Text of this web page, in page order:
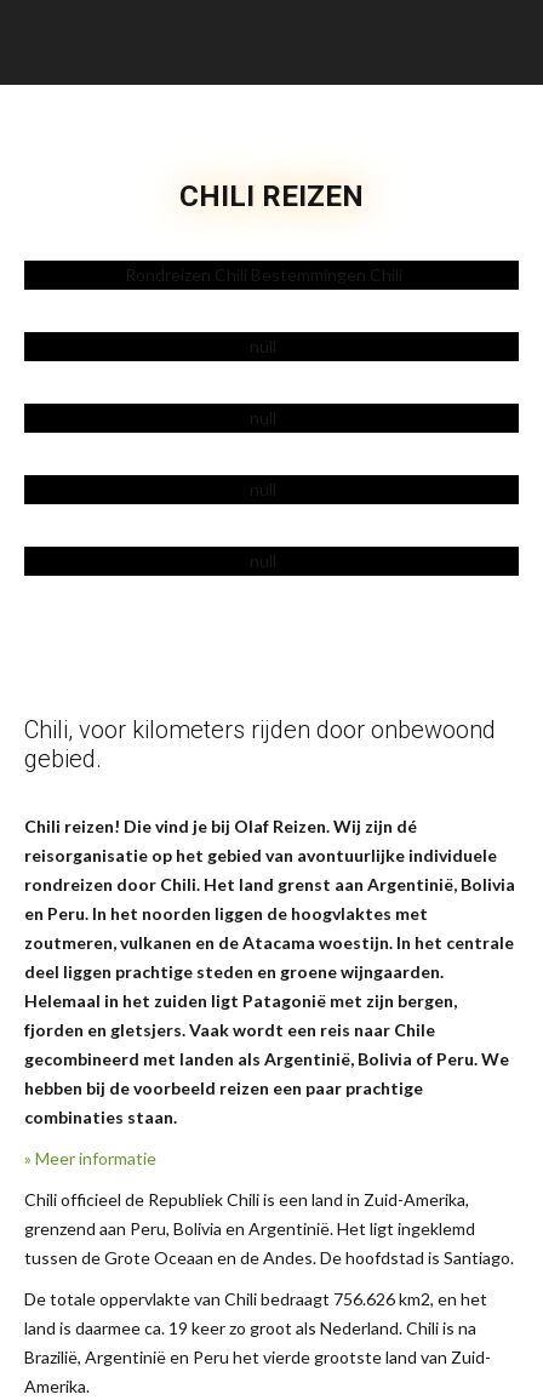
CHILI REIZEN
Rondreizen
Fotoalbums
Accommodaties
Locaties
Chili, voor kilometers rijden door onbewoond
gebied.
Chili reizen! Die vind je bij Olaf Reizen. Wij zijn dé
reisorganisatie op het gebied van avontuurlijke individuele
rondreizen door Chili. Het land grenst aan Argentinië, Bolivia
en Peru. In het noorden liggen de hoogvlaktes met
zoutmeren, vulkanen en de Atacama woestijn. In het centrale
deel liggen prachtige steden en groene wijngaarden.
Helemaal in het zuiden ligt Patagonië met zijn bergen,
fjorden en gletsjers. Vaak wordt een reis naar Chile
gecombineerd met landen als Argentinië, Bolivia of Peru. We
hebben bij de voorbeeld reizen een paar prachtige
combinaties staan.
» Meer informatie
Chili officieel de Republiek Chili is een land in Zuid-Amerika,
grenzend aan Peru, Bolivia en Argentinië. Het ligt ingeklemd
tussen de Grote Oceaan en de Andes. De hoofdstad is Santiago.
De totale oppervlakte van Chili bedraagt 756.626 km2, en het
land is daarmee ca. 19 keer zo groot als Nederland. Chili is na
Brazilië, Argentinië en Peru het vierde grootste land van Zuid-
Amerika.